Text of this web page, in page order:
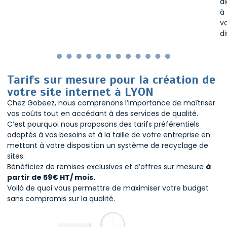
à
Tarifs sur mesure pour la création de
votre site internet à LYON
Chez Gobeez, nous comprenons l’importance de maîtriser
vos coûts tout en accédant à des services de qualité.
C’est pourquoi nous proposons des tarifs préférentiels
adaptés à vos besoins et à la taille de votre entreprise en
mettant à votre disposition un système de recyclage de
sites.
Bénéficiez de remises exclusives et d’offres sur mesure à
partir de 59€ HT/ mois.
Voilà de quoi vous permettre de maximiser votre budget
sans compromis sur la qualité.